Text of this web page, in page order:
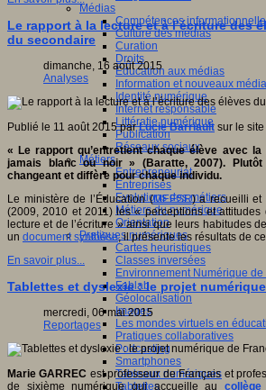
Médias
Compétences
Culture des médias
Curation
Droits
Education aux médias
Information et nouveaux
Identité numérique
Internet responsable
Littératie numérique
Publication
Réseaux sociaux
Métiers
Entrepreneuriat
Entreprises
Evolutions des métiers
Métiers du numérique
Orientation
Pratiques numériques
Cartes heuristiques
Classes inversées
Environnement Numérique de
Fablab
Géolocalisation
Images
Les mondes virtuels en
Pratiques collaboratives
Podcasting
Smartphones
Tableaux numériques
Tablettes
Le rapport à la lecture et à l’écriture des
du secondaire
dimanche, 16 août 2015
Analyses
Publié le 11 août 2015 parLucie Barriault sur le
« Le rapport qu’entretient chaque élève avec la
jamais blanc ou noir » (Baratte, 2007).
changeant et diffère pour chaque individu.
Le ministère de l’Éducation (MEESR) a recueilli et
(2009, 2010 et 2011) les « perceptions et attitudes
lecture et de l’écriture » ainsi que leurs habitudes
un document synthèse, il présente les résultats de
En savoir plus...
Tablettes et dyslexie : le projet
mercredi, 06 mai 2015
Reportages
Marie GARREC est professeur de Français et
de sixième numérique qui accueille au collège